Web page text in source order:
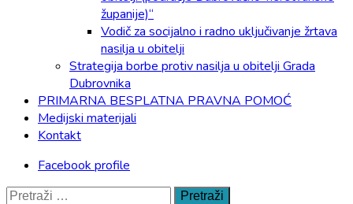
županije)“
Vodič za socijalno i radno uključivanje žrtava
nasilja u obitelji
Strategija borbe protiv nasilja u obitelji Grada
Dubrovnika
PRIMARNA BESPLATNA PRAVNA POMOĆ
Medijski materijali
Kontakt
Facebook profile
Pretraži: